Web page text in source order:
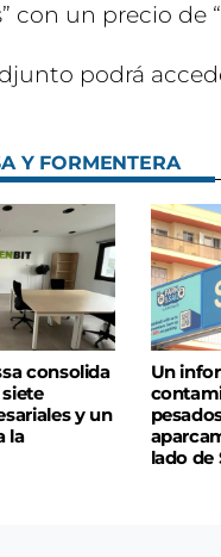
con un precio de
podrá
Y FORMENTERA
consolida
y un
la
Un
lado de